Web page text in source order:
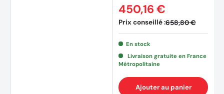
Prix conseillé :658,80 €
450,16 €
En stock
Livraison gratuite en France
Métropolitaine
Ajouter au panier